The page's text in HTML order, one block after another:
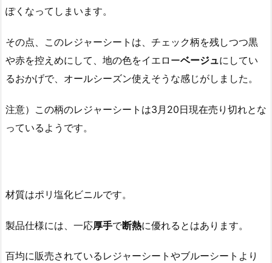
ぽくなってしまいます。
その点、このレジャーシートは、チェック柄を残しつつ黒
や赤を控えめにして、地の色をイエローベージュにしてい
るおかげで、オールシーズン使えそうな感じがしました。
注意）この柄のレジャーシートは3月20日現在売り切れとな
っているようです。
材質はポリ塩化ビニルです。
製品仕様には、一応厚手で断熱に優れるとはあります。
百均に販売されているレジャーシートやブルーシートより